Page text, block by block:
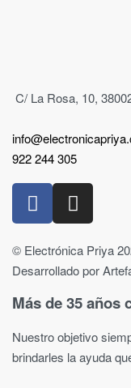
C/ La Rosa, 10,
922 244 305
© Electrónica Priya
Desarrollado por
Más de 35 años
Nuestro objetivo
brindarles la ayuda